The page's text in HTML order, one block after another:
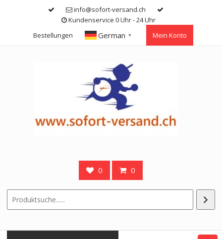
info@sofort-versand.ch
Kundenservice 0 Uhr - 24 Uhr
Bestellungen
German ▼ Mein Konto
0 0